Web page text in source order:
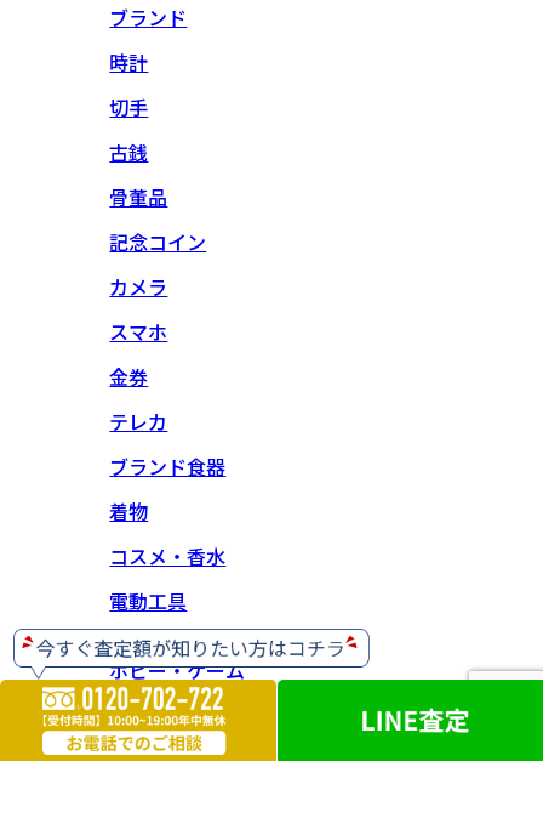
ブランド
時計
切手
古銭
骨董品
記念コイン
カメラ
スマホ
金券
テレカ
ブランド食器
着物
コスメ・香水
電動工具
ホビー・ゲーム
楽器
お酒